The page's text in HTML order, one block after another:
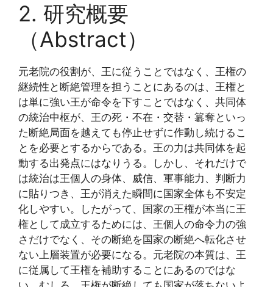
2. 研究概要
（Abstract）
元老院の役割が、王に従うことではなく、王権の
継続性と断絶管理を担うことにあるのは、王権と
は単に強い王が命令を下すことではなく、共同体
の統治中枢が、王の死・不在・交替・簒奪といっ
た断絶局面を越えても停止せずに作動し続けるこ
とを必要とするからである。王の力は共同体を起
動する出発点にはなりうる。しかし、それだけで
は統治は王個人の身体、威信、軍事能力、判断力
に貼りつき、王が消えた瞬間に国家全体も不安定
化しやすい。したがって、国家の王権が本当に王
権として成立するためには、王個人の命令力の強
さだけでなく、その断絶を国家の断絶へ転化させ
ない上層装置が必要になる。元老院の本質は、王
に従属して王権を補助することにあるのではな